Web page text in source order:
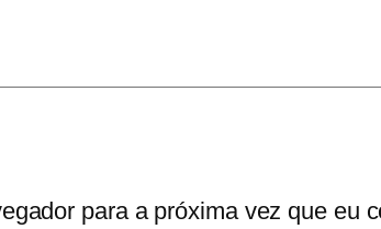
para a próxima vez que eu